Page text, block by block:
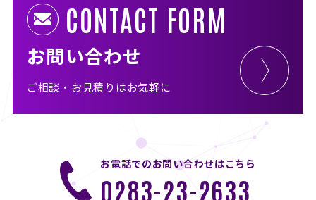
CONTACT FORM
お問い合わせ
ご相談・お見積りはお気軽に
お電話でのお問い合わせはこちら
0283-23-2633